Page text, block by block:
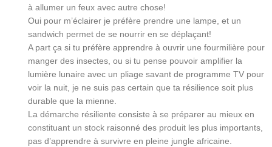
à allumer un feux avec autre chose!
Oui pour m’éclairer je préfère prendre une lampe, et un
sandwich permet de se nourrir en se déplaçant!
A part ça si tu préfère apprendre à ouvrir une fourmilière pour
manger des insectes, ou si tu pense pouvoir amplifier la
lumière lunaire avec un pliage savant de programme TV pour
voir la nuit, je ne suis pas certain que ta résilience soit plus
durable que la mienne.
La démarche résiliente consiste à se préparer au mieux en
constituant un stock raisonné des produit les plus importants,
pas d’apprendre à survivre en pleine jungle africaine.